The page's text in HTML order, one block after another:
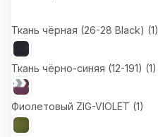
Ткань чёрная (26-28 Black) (1)
Ткань чёрно-синяя (12-191) (1)
Фиолетовый ZIG-VIOLET (1)